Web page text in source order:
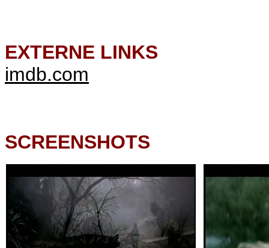
EXTERNE LINKS
imdb.com
SCREENSHOTS